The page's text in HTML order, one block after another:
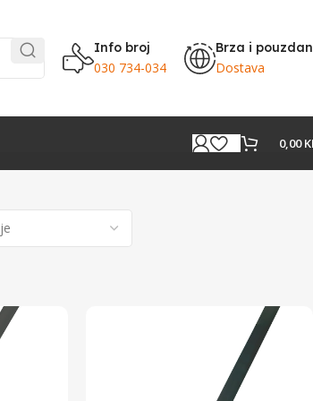
Info broj
030 734-034
Brza i
Dostava
0,00